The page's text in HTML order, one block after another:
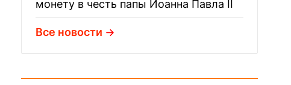
монету в честь папы Иоанна Павла II
Все новости